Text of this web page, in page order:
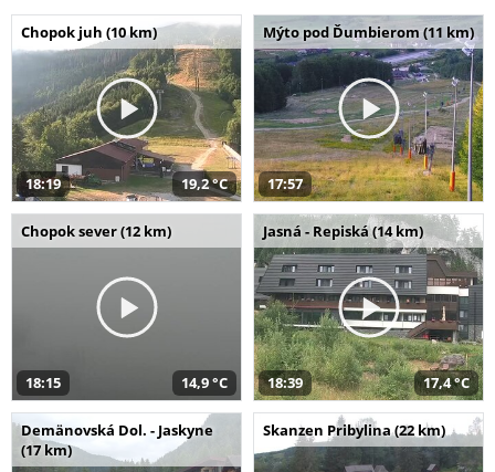
Chopok juh (10 km)
18:19 19,2 °C
Mýto pod Ďumbierom (11 km)
17:57
Chopok sever (12 km)
18:15 14,9 °C
Jasná - Repiská (14 km)
18:39 17,4 °C
Demänovská Dol. - Jaskyne
(17 km)
Skanzen Pribylina (22 km)